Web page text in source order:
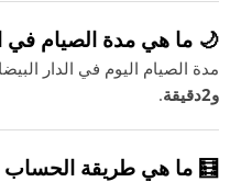
🌙 ما هي مدة الصيام في
مدة الصيام اليوم في الدار
و2دقيقة
.
🧮 ما هي طريقة الحساب